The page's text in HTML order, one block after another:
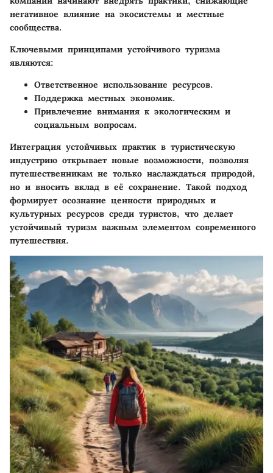
негативное влияние на экосистемы и местные
сообщества.
Ключевыми принципами устойчивого туризма
являются:
Ответственное использование ресурсов.
Поддержка местных экономик.
Привлечение внимания к экологическим и
социальным вопросам.
Интеграция устойчивых практик в туристическую
индустрию открывает новые возможности, позволяя
путешественникам не только наслаждаться природой,
но и вносить вклад в её сохранение. Такой подход
формирует осознание ценности природных и
культурных ресурсов среди туристов, что делает
устойчивый туризм важным элементом современного
путешествия.